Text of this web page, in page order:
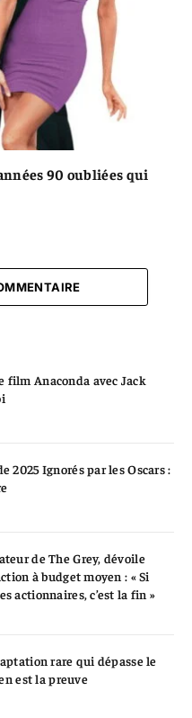
90 oubliées qui
film Anaconda avec Jack
2025 Ignorés par les Oscars :
de The Grey, dévoile
à budget moyen : « Si
actionnaires, c’est la fin »
rare qui dépasse le
est la preuve